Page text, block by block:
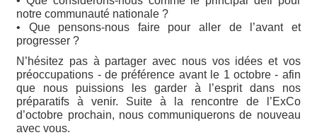
notre communauté nationale ?
• Que pensons-nous faire pour aller de l’avant et
progresser ?
N’hésitez pas à partager avec nous vos idées et vos
préoccupations - de préférence avant le 1 octobre - afin
que nous puissions les garder à l’esprit dans nos
préparatifs à venir. Suite à la rencontre de l’ExCo
d’octobre prochain, nous communiquerons de nouveau
avec vous.